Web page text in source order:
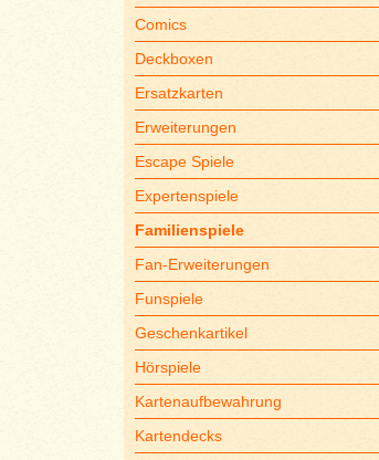
Comics
Deckboxen
Ersatzkarten
Erweiterungen
Escape Spiele
Expertenspiele
Familienspiele
Fan-Erweiterungen
Funspiele
Geschenkartikel
Hörspiele
Kartenaufbewahrung
Kartendecks